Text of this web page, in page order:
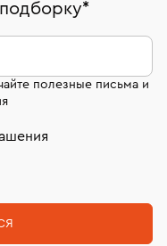
возврата
смотрите на
*
полезные письма и